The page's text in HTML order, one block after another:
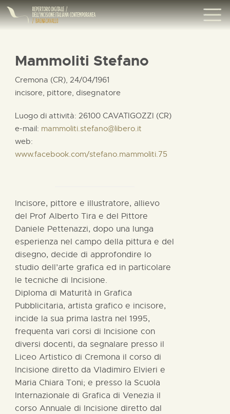
Mammoliti Stefano
Cremona (CR), 24/04/1961
incisore, pittore, disegnatore
Luogo di attività: 26100 CAVATIGOZZI (CR)
e-mail: mammoliti.stefano@libero.it
web:
www.facebook.com/stefano.mammoliti.75
Incisore, pittore e illustratore, allievo
del Prof Alberto Tira e del Pittore
Daniele Pettenazzi, dopo una lunga
esperienza nel campo della pittura e del
disegno, decide di approfondire lo
studio dell’arte grafica ed in particolare
le tecniche di Incisione.
Diploma di Maturità in Grafica
Pubblicitaria, artista grafico e incisore,
incide la sua prima lastra nel 1995,
frequenta vari corsi di Incisione con
diversi docenti, da segnalare presso il
Liceo Artistico di Cremona il corso di
Incisione diretto da Vladimiro Elvieri e
Maria Chiara Toni; e presso la Scuola
Internazionale di Grafica di Venezia il
corso Annuale di Incisione diretto dal